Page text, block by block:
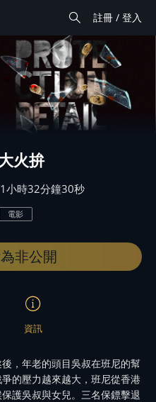
註冊 / 登入
火拚
小時32分鐘30秒
電影
非公開
資訊
，年老的頭目吳叔在班尼的幫
的壓力越來越大，班尼從香港
護吳叔與女兒。三名保鏢擊退